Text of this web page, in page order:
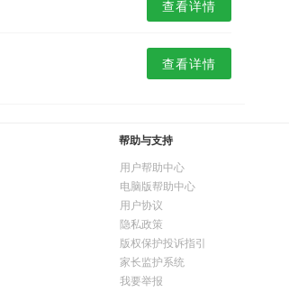
查看详情
查看详情
帮助与支持
用户帮助中心
电脑版帮助中心
用户协议
隐私政策
版权保护投诉指引
家长监护系统
我要举报